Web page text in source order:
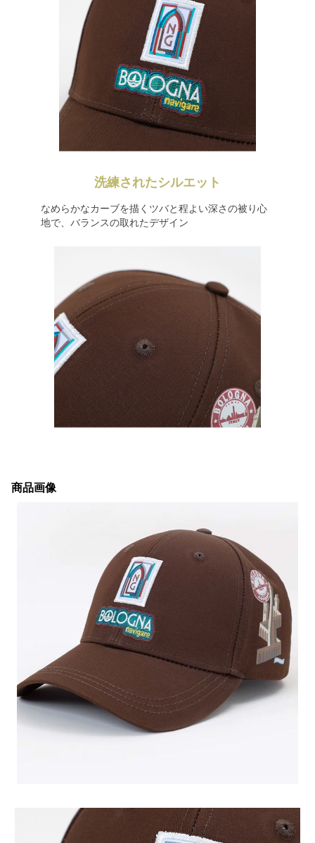
洗練されたシルエット
なめらかなカーブを描くツバと程よい深さの被り心
地で、バランスの取れたデザイン
商品画像